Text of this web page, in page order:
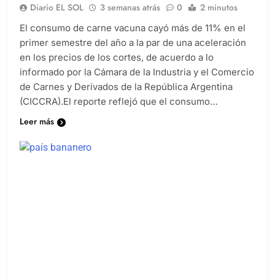
Diario EL SOL 3 semanas atrás 0 2 minutos
El consumo de carne vacuna cayó más de 11% en el
primer semestre del año a la par de una aceleración
en los precios de los cortes, de acuerdo a lo
informado por la Cámara de la Industria y el Comercio
de Carnes y Derivados de la República Argentina
(CICCRA).El reporte reflejó que el consumo…
Leer más